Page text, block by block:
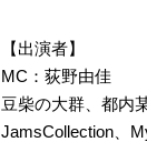
【出演者】
MC：荻野由佳
豆柴の大群、都内
JamsCollection、